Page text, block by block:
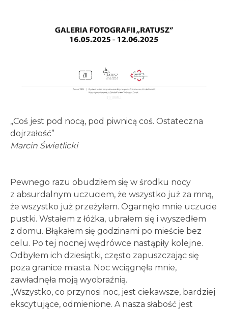
„Coś jest pod nocą, pod piwnicą coś. Ostateczna
dojrzałość”
Marcin Świetlicki
Pewnego razu obudziłem się w środku nocy
z absurdalnym uczuciem, że wszystko już za mną,
że wszystko już przeżyłem. Ogarnęło mnie uczucie
pustki. Wstałem z łóżka, ubrałem się i wyszedłem
z domu. Błąkałem się godzinami po mieście bez
celu. Po tej nocnej wędrówce nastąpiły kolejne.
Odbyłem ich dziesiątki, często zapuszczając się
poza granice miasta. Noc wciągnęła mnie,
zawładnęła moją wyobraźnią.
„Wszystko, co przynosi noc, jest ciekawsze, bardziej
ekscytujące, odmienione. A nasza słabość jest